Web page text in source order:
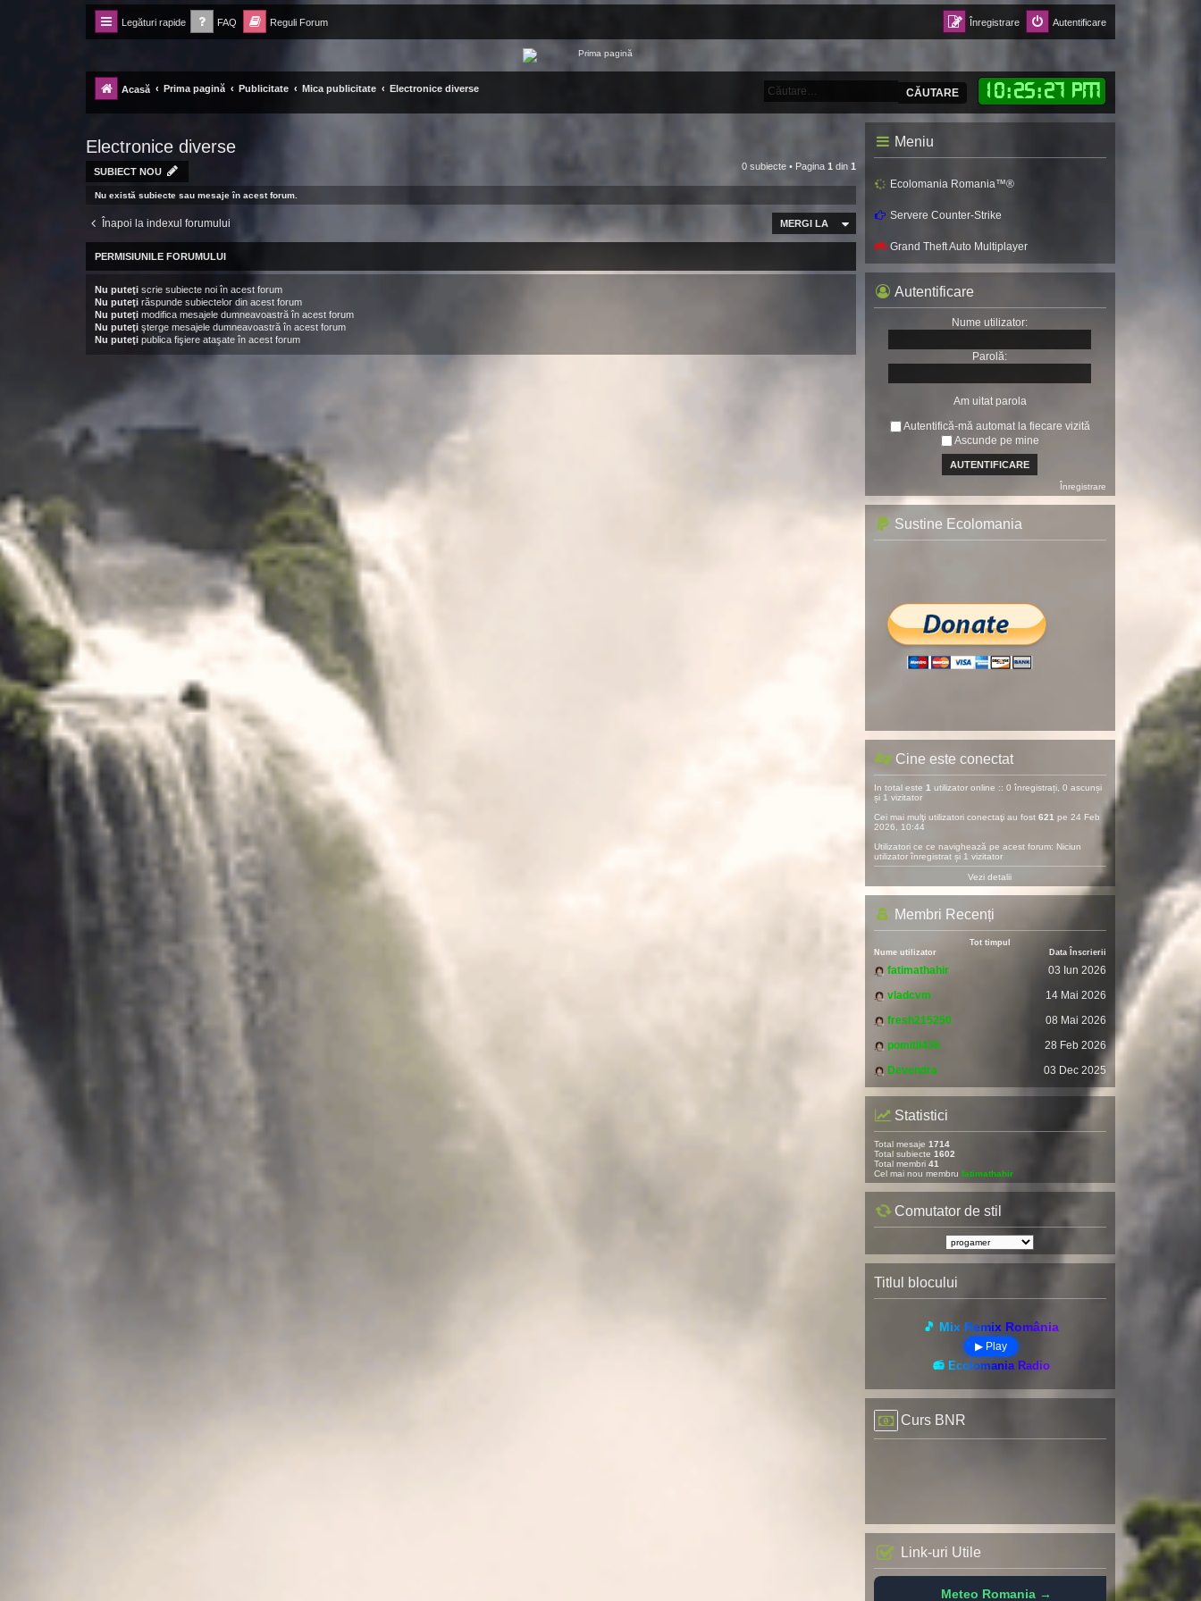
Legături rapide FAQ Reguli Forum Autentificare
Înregistrare
Forum Ecolomania™®
-= Idei pentru viitor =-
Acasă Prima pagină Publicitate Mica publicitate Electronice diverse 10:25:28 PM
CĂUTARE
Electronice diverse
SUBIECT NOU 0 subiecte • Pagina 1 din 1
Nu există subiecte sau mesaje în acest forum.
Înapoi la indexul forumului MERGI LA
PERMISIUNILE FORUMULUI
Nu puteţi scrie subiecte noi în acest forum
Nu puteţi răspunde subiectelor din acest forum
Nu puteţi modifica mesajele dumneavoastră în acest forum
Nu puteţi şterge mesajele dumneavoastră în acest forum
Nu puteţi publica fişiere ataşate în acest forum
Meniu
Ecolomania Romania™®
Servere Counter-Strike
Grand Theft Auto Multiplayer
Autentificare
Nume utilizator:
Parolă:
Am uitat parola
Autentifică-mă automat la fiecare vizită
Ascunde pe mine
Înregistrare
Sustine Ecolomania
Cine este conectat
In total este 1 utilizator online :: 0 înregistrați, 0 ascunși
și 1 vizitator
Cei mai mulţi utilizatori conectaţi au fost 621 pe 24 Feb
2026, 10:44
Utilizatori ce ce navighează pe acest forum: Niciun
utilizator înregistrat și 1 vizitator
Vezi detalii
Membri Recenți
Tot timpul
Nume utilizator
Data Înscrierii
fatimathahir
03 Iun 2026
vladcvm
14 Mai 2026
fresh215250
08 Mai 2026
pomitil436
28 Feb 2026
Devendra
03 Dec 2025
Statistici
Total mesaje 1714
Total subiecte 1602
Total membri 41
Cel mai nou membru fatimathahir
Comutator de stil
Titlul blocului
🎵 Mix Remix România
▶ Play
📻 Ecolomania Radio
Curs BNR
Link-uri Utile
Meteo Romania →